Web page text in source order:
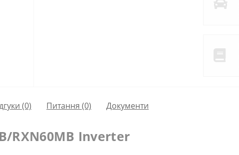
(0) Питання (0) Документи
RXN60MB Inverter